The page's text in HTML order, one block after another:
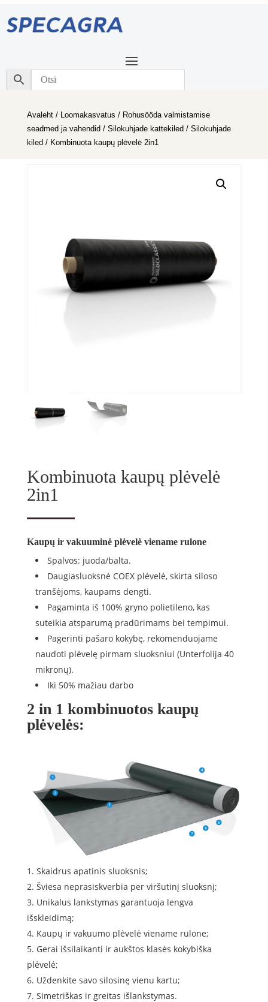
Avaleht/ Loomakasvatus / Rohusööda valmistamise
seadmed ja vahendid / Silokuhjade kattekiled / Silokuhjade
kiled / Kombinuota kaupų plėvelė 2in1
Kombinuota kaupų plėvelė
2in1
Kaupų ir vakuuminė plėvelė viename rulone
Spalvos: juoda/balta.
Daugiasluoksnė COEX plėvelė, skirta siloso
tranšėjoms, kaupams dengti.
Pagaminta iš 100% gryno polietileno, kas
suteikia atsparumą pradūrimams bei tempimui.
Pagerinti pašaro kokybę, rekomenduojame
naudoti plėvelę pirmam sluoksniui (Unterfolija 40
mikronų).
Iki 50% mažiau darbo
2 in 1 kombinuotos kaupų
plėvelės:
Skaidrus apatinis sluoksnis;
Šviesa neprasiskverbia per viršutinį sluoksnį;
Unikalus lankstymas garantuoja lengva
išskleidimą;
Kaupų ir vakuumo plėvelė viename rulone;
Gerai išsilaikanti ir aukštos klasės kokybiška
plėvelė;
Uždenkite savo silosinę vienu kartu;
Simetriškas ir greitas išlankstymas.